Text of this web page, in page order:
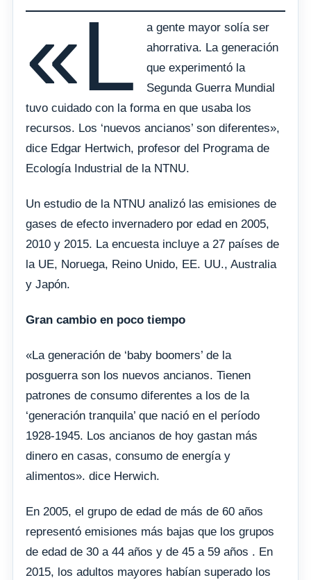
«L
a gente mayor solía ser
ahorrativa. La generación
que experimentó la
Segunda Guerra Mundial
tuvo cuidado con la forma en que usaba los
recursos. Los ‘nuevos ancianos’ son diferentes»,
dice Edgar Hertwich, profesor del Programa de
Ecología Industrial de la NTNU.
Un estudio de la NTNU analizó las emisiones de
gases de efecto invernadero por edad en 2005,
2010 y 2015. La encuesta incluye a 27 países de
la UE, Noruega, Reino Unido, EE. UU., Australia
y Japón.
Gran cambio en poco tiempo
«La generación de ‘baby boomers’ de la
posguerra son los nuevos ancianos. Tienen
patrones de consumo diferentes a los de la
‘generación tranquila’ que nació en el período
1928-1945. Los ancianos de hoy gastan más
dinero en casas, consumo de energía y
alimentos». dice Herwich.
En 2005, el grupo de edad de más de 60 años
representó emisiones más bajas que los grupos
de edad de 30 a 44 años y de 45 a 59 años . En
2015, los adultos mayores habían superado los